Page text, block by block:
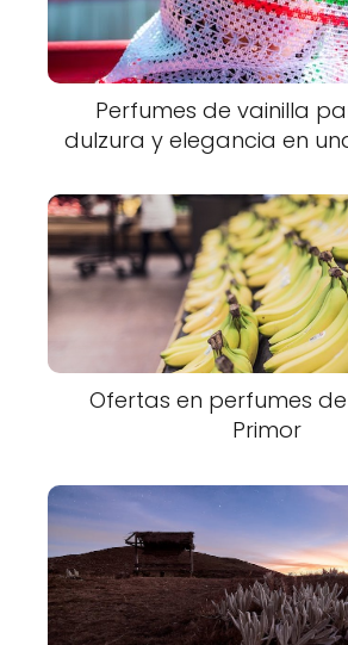
Perfumes de vainilla
dulzura y elegancia en
Ofertas en perfumes
Primor